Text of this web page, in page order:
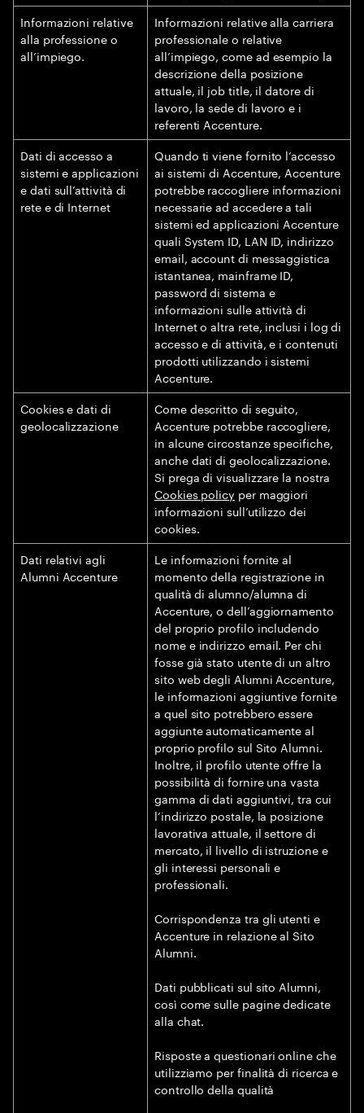
Informazioni relative
alla professione o
all’impiego.
Informazioni relative alla carriera
professionale o relative
all’impiego, come ad esempio la
descrizione della posizione
attuale, il job title, il datore di
lavoro, la sede di lavoro e i
referenti Accenture.
Dati di accesso a
sistemi e applicazioni
e dati sull’attività di
rete e di Internet
Quando ti viene fornito l’accesso
ai sistemi di Accenture, Accenture
potrebbe raccogliere informazioni
necessarie ad accedere a tali
sistemi ed applicazioni Accenture
quali System ID, LAN ID, indirizzo
email, account di messaggistica
istantanea, mainframe ID,
password di sistema e
informazioni sulle attività di
Internet o altra rete, inclusi i log di
accesso e di attività, e i contenuti
prodotti utilizzando i sistemi
Accenture.
Cookies e dati di
geolocalizzazione
Come descritto di seguito,
Accenture potrebbe raccogliere,
in alcune circostanze specifiche,
anche dati di geolocalizzazione.
Si prega di visualizzare la nostra
Cookies policy per maggiori
informazioni sull’utilizzo dei
cookies.
Dati relativi agli
Alumni Accenture
Le informazioni fornite al
momento della registrazione in
qualità di alumno/alumna di
Accenture, o dell’aggiornamento
del proprio profilo includendo
nome e indirizzo email. Per chi
fosse già stato utente di un altro
sito web degli Alumni Accenture,
le informazioni aggiuntive fornite
a quel sito potrebbero essere
aggiunte automaticamente al
proprio profilo sul Sito Alumni.
Inoltre, il profilo utente offre la
possibilità di fornire una vasta
gamma di dati aggiuntivi, tra cui
l’indirizzo postale, la posizione
lavorativa attuale, il settore di
mercato, il livello di istruzione e
gli interessi personali e
professionali.
Corrispondenza tra gli utenti e
Accenture in relazione al Sito
Alumni.
Dati pubblicati sul sito Alumni,
così come sulle pagine dedicate
alla chat.
Risposte a questionari online che
utilizziamo per finalità di ricerca e
controllo della qualità